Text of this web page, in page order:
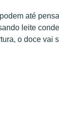
até
leite
o doce vai